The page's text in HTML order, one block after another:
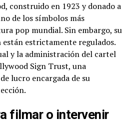
construido en 1923 y donado a
de los símbolos más
pop mundial. Sin embargo, su
están estrictamente regulados.
y la administración del cartel
Sign Trust, una
lucro encargada de su
filmar o intervenir